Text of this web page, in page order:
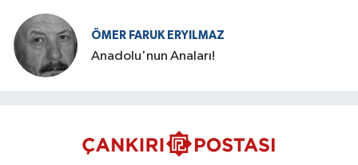
ÖMER FARUK ERYILMAZ
Anadolu'nun Anaları!